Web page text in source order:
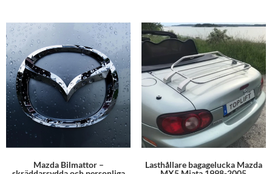
Mazda Bilmattor –
Lasthållare bagagelucka Mazda